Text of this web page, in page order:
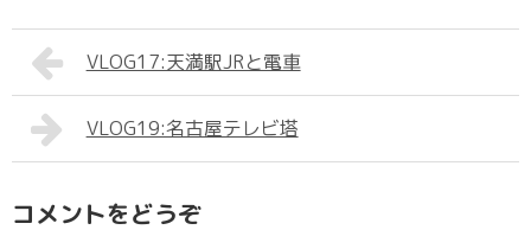
VLOG17:天満駅JRと電車
VLOG19:名古屋テレビ塔
コメントをどうぞ